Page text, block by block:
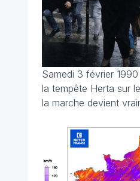
Samedi 3 février
la tempête Herta sur
la marche devient